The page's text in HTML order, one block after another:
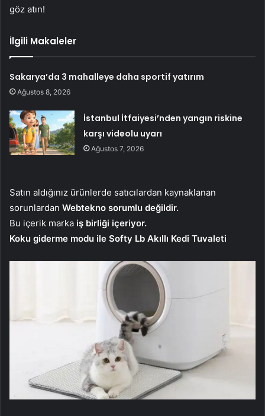
göz atın!
İlgili Makaleler
Sakarya’da 3 mahalleye daha sportif yatırım
Ağustos 8, 2026
İstanbul İtfaiyesi’nden yangın riskine
karşı videolu uyarı
Ağustos 7, 2026
Satın aldığınız ürünlerde satıcılardan kaynaklanan
sorunlardan Webtekno sorumlu değildir.
Bu içerik marka iş birliği içeriyor.
Koku giderme modu ile Softy Lb Akıllı Kedi Tuvaleti